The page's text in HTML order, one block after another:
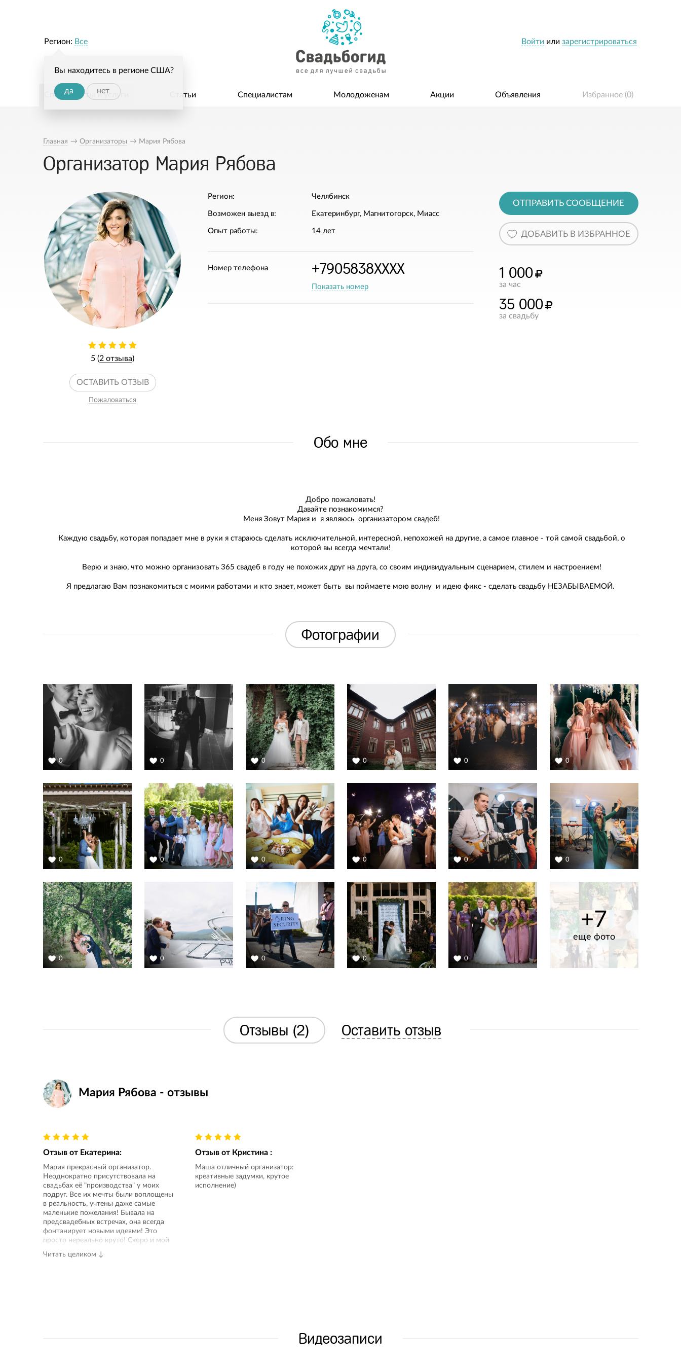
Войти или зарегистрироваться
Регион: Все
Вы находитесь в регионе США?
да нет
Специалисты и услуги Статьи Специалистам Молодоженам Акции Объявления Избранное (0)
Главная → Организаторы → Мария Рябова
Организатор Мария Рябова
5 (2 отзыва)
ОСТАВИТЬ ОТЗЫВ
Пожаловаться
Регион: Челябинск
Возможен выезд в: Екатеринбург, Магнитогорск, Миасс
Опыт работы: 14 лет
Номер телефона +7905838XXXX
Показать номер
ОТПРАВИТЬ СООБЩЕНИЕ
ДОБАВИТЬ В ИЗБРАННОЕ
1 000
за час
35 000
за свадьбу
Обо мне
Добро пожаловать!
Давайте познакомимся?
Меня Зовут Мария и я являюсь организатором свадеб!
Каждую свадьбу, которая попадает мне в руки я стараюсь сделать исключительной, интересной, непохожей на другие, а самое главное - той самой свадьбой, о
которой вы всегда мечтали!
Верю и знаю, что можно организовать 365 свадеб в году не похожих друг на друга, со своим индивидуальным сценарием, стилем и настроением!
Я предлагаю Вам познакомиться с моими работами и кто знает, может быть вы поймаете мою волну и идею фикс - сделать свадьбу НЕЗАБЫВАЕМОЙ.
Фотографии
0 0 0 0 0 0
0 0 0 0 0 0
0 0 0 0 0
+7
еще фото
Отзывы (2) Оставить отзыв
Мария Рябова - отзывы
Отзыв от Екатерина:
Мария прекрасный организатор.
Неоднократно присутствовала на
свадьбах её "производства" у моих
подруг. Все их мечты были воплощены
в реальность, учтены даже самые
маленькие пожелания! Бывала на
предсвадебных встречах, она всегда
фонтанирует новыми идеями! Это
просто нереально круто! Скоро и мой
дня" )) и я хочу что бы именно она была
Читать целиком ↓
Отзыв от Кристина :
Маша отличный организатор:
креативные задумки, крутое
исполнение)
Видеозаписи